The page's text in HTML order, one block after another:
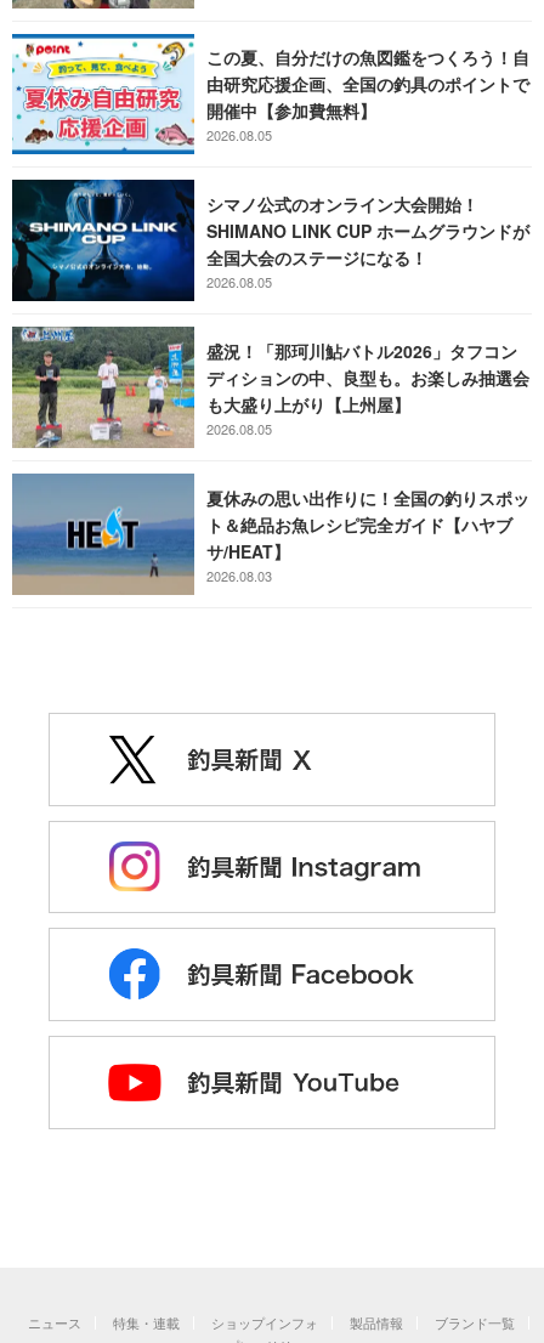
この夏、自分だけの魚図鑑をつくろう！自
由研究応援企画、全国の釣具のポイントで
開催中【参加費無料】
2026.08.05
シマノ公式のオンライン大会開始！
SHIMANO LINK CUP ホームグラウンドが
全国大会のステージになる！
2026.08.05
盛況！「那珂川鮎バトル2026」タフコン
ディションの中、良型も。お楽しみ抽選会
も大盛り上がり【上州屋】
2026.08.05
夏休みの思い出作りに！全国の釣りスポッ
ト＆絶品お魚レシピ完全ガイド【ハヤブ
サ/HEAT】
2026.08.03
ニュース 特集・連載 ショップインフォ 製品情報
ブランド一覧